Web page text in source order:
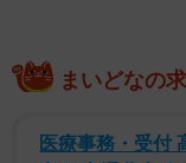
ロシア兵が家に忍び
人など、その行為
まいどなの
医療事務・受付